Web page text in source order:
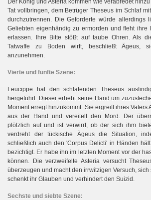
Tat vollbringen, dem Betrüger Theseus im Schlaf
durchzutrennen. Die Geforderte würde allerdings
Geliebten eigenhändig zu ermorden und fleht ihre
erlassen. Ihre Bitte stößt auf taube Ohren. Als
Tatwaffe zu Boden wirft, beschließt Ägeus,
anzunehmen.
Vierte und fünfte Szene:
Leucippe hat den schlafenden Theseus
hergeführt. Dieser erhebt seine Hand um
Moment erregt hinzukommt. Sie ergreift ihres Vaters
aus der Hand und vereitelt den Mord. Der
plötzlich auf und ist verwirrt, ob der sich ihm
verdreht der tückische Ägeus die Situation,
schließlich auch den 'Corpus Delicti' in Händen
bezichtigt. Er habe ihn im letzten Moment vor der
können. Die verzweifelte Asteria versucht
überzeugen und macht den irrwitzigen Versuch, sich
schenkt ihr Glauben und verhindert den Suizid.
Sechste und siebte Szene: